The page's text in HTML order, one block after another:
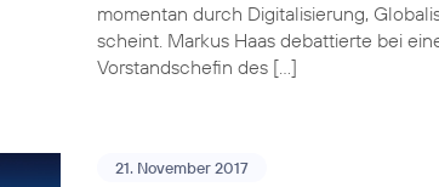
momentan durch Digitalisierung,
scheint. Markus Haas debattierte bei
Vorstandschefin des […]
21. November 2017